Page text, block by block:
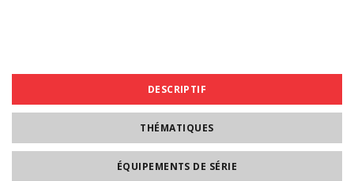
DESCRIPTIF
THÉMATIQUES
ÉQUIPEMENTS DE SÉRIE